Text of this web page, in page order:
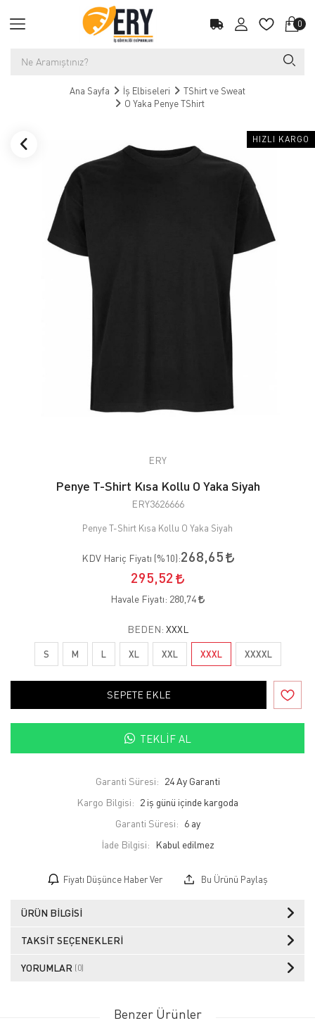
0
Ana Sayfa İş Elbiseleri
TShirt ve Sweat
O Yaka Penye TShirt
HIZLI KARGO
ERY
Penye T-Shirt Kısa Kollu O Yaka Siyah
ERY3626666
Penye T-Shirt Kısa Kollu O Yaka Siyah
KDV Hariç Fiyatı (%10):268,65
295,52
Havale Fiyatı: 280,74
BEDEN: XXXL
S M L XL XXL XXXL XXXXL
SEPETE EKLE
TEKLIF AL
Garanti Süresi: 24 Ay Garanti
Kargo Bilgisi: 2 iş günü içinde kargoda
Garanti Süresi: 6 ay
İade Bilgisi:
Fiyatı Düşünce Haber Ver Bu Ürünü Paylaş
ÜRÜN BILGISI
TAKSIT SEÇENEKLERI
YORUMLAR (0)
Benzer Ürünler